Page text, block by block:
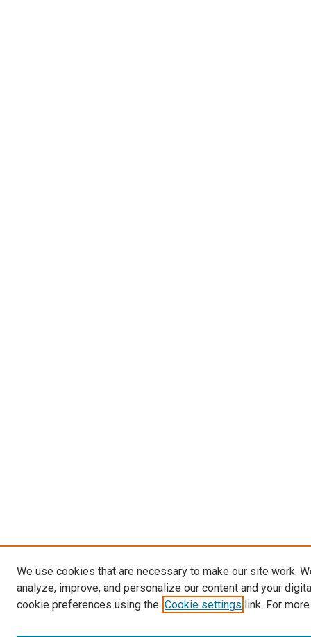
We use cookies that are necessary to make our site work.
analyze, improve, and personalize our content and your
cookie preferences using the Cookie settings link. For